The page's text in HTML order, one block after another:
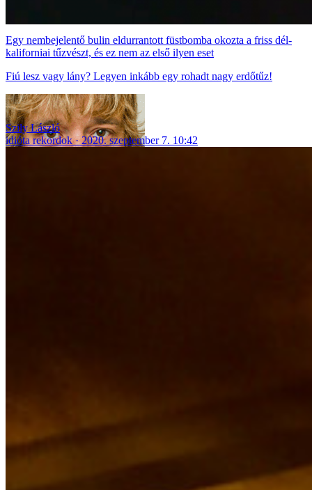
Egy nembejelentő bulin eldurrantott füstbomba okozta a friss dél-
kaliforniai tűzvészt, és ez nem az első ilyen eset
Fiú lesz vagy lány? Legyen inkább egy rohadt nagy erdőtűz!
Szily László
idióta rekordok
2020. szeptember 7. 10:42